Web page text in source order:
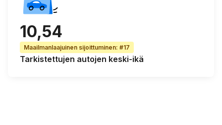
10,54
Maailmanlaajuinen sijoittuminen: #17
Tarkistettujen autojen keski-ikä